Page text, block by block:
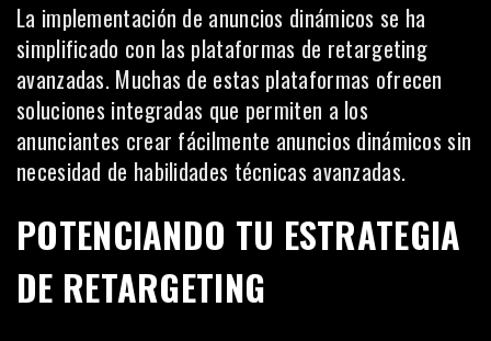
La implementación de anuncios dinámicos se ha
simplificado con las plataformas de retargeting
avanzadas. Muchas de estas plataformas ofrecen
soluciones integradas que permiten a los
anunciantes crear fácilmente anuncios dinámicos sin
necesidad de habilidades técnicas avanzadas.
POTENCIANDO TU ESTRATEGIA
DE RETARGETING